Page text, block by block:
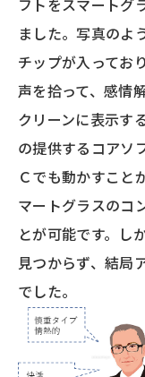
ました。写真のよ
チップが入ってお
声を拾って、感情
クリーンに表示す
の提供するコアソ
Ｃでも動かすこと
マートグラスのコ
とが可能です。し
見つからず、結局
でした。